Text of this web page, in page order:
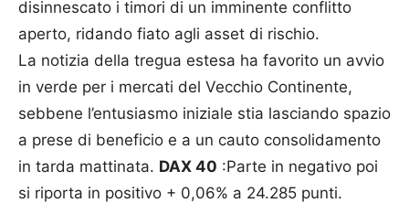
disinnescato i timori di un imminente conflitto
aperto, ridando fiato agli asset di rischio.
La notizia della tregua estesa ha favorito un avvio
in verde per i mercati del Vecchio Continente,
sebbene l’entusiasmo iniziale stia lasciando spazio
a prese di beneficio e a un cauto consolidamento
in tarda mattinata. DAX 40 :Parte in negativo poi
si riporta in positivo + 0,06% a 24.285 punti.